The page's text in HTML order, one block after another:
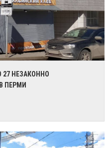
НЕЗАКОННО
ПЕРМИ